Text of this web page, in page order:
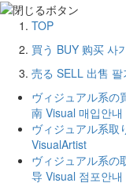
TOP
買う BUY 购买 사
売る SELL 出售 팔
ヴィジュアル系の
南 Visual 매입안내
ヴィジュアル系取
VisualArtist
ヴィジュアル系の
导 Visual 점포안내